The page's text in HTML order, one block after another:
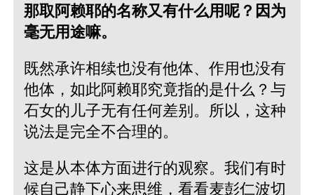
那取阿赖耶的名称又有什么用呢？因为
毫无用途嘛。
既然承许相续也没有他体、作用也没有
他体，如此阿赖耶究竟指的是什么？与
石女的儿子无有任何差别。所以，这种
说法是完全不合理的。
这是从本体方面进行的观察。我们有时
候自己静下心来思维，看看麦彭仁波切